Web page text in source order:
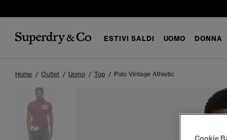
ESTIVI SALDI UOMO DONNA
Home Outlet Uomo Top Polo Vintage Athletic